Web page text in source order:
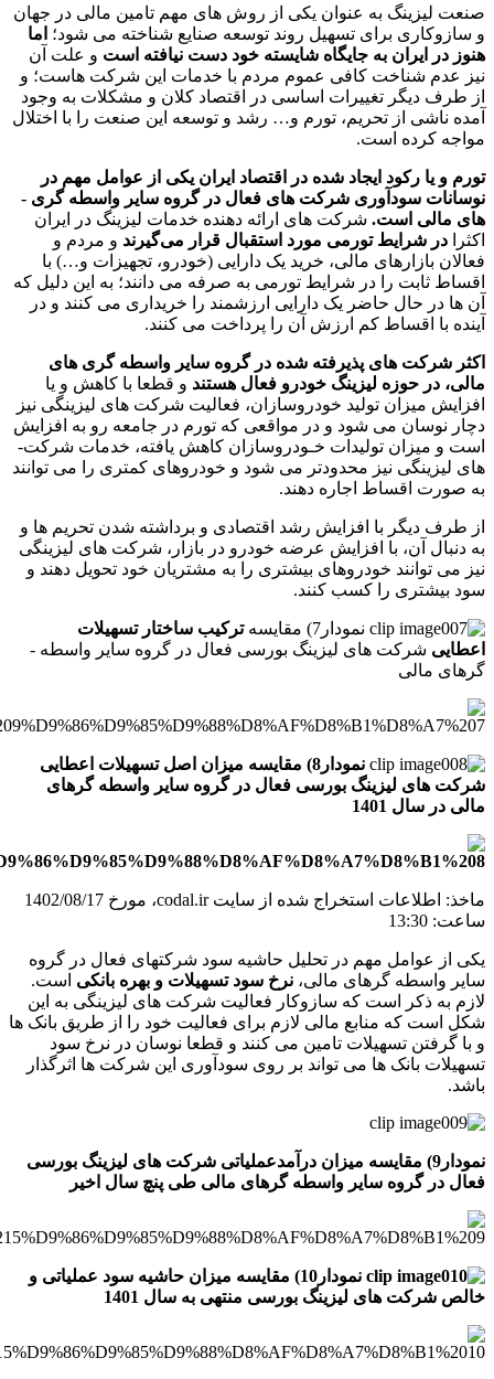
صنعت لیزینگ به عنوان یکی از روش ­های مهم تامین مالی در جهان
و سازوکاری برای تسهیل روند توسعه صنایع شناخته می­ شود؛ اما
هنوز در ایران به جایگاه شایسته خود دست نیافته است و علت آن
نیز عدم شناخت کافی عموم مردم با خدمات این شرکت­ هاست؛ و
از طرف دیگر تغییرات اساسی در اقتصاد کلان و مشکلات به وجود
آمده ناشی از تحریم، تورم و… رشد و توسعه این صنعت را با اختلال
مواجه کرده است.
تورم و یا رکود ایجاد شده در اقتصاد ایران یکی از عوامل مهم در
نوسانات سودآوری شرکت­ های فعال در گروه سایر واسطه­ گری ­
های مالی است. شرکت­ های ارائه دهنده خدمات لیزینگ در ایران
اکثرا در شرایط تورمی مورد استقبال قرار می‌گیرند و مردم و
فعالان بازارهای مالی، خرید یک دارایی (خودرو، تجهیزات و…) با
اقساط ثابت را در شرایط تورمی به صرفه می­ دانند؛ به این دلیل که
آن­ ها در حال حاضر یک دارایی ارزشمند را خریداری می­ کنند و در
آینده با اقساط کم ارزش آن را پرداخت می­ کنند.
اکثر شرکت ­های پذیرفته شده در گروه سایر واسطه­ گری های
مالی، در حوزه لیزینگ خودرو فعال هستند و قطعا با کاهش و یا
افزایش میزان تولید خودروسازان، فعالیت شرکت­ های لیزینگی نیز
دچار نوسان می­ شود و در مواقعی که تورم در جامعه رو به افزایش
است و میزان تولیدات خـودروسازان کاهش یافته، خدمات شرکت­
های لیزینگی نیز محدودتر می­ شود و خودروهای کمتری را می­ توانند
به صورت اقساط اجاره دهند.
از طرف دیگر با افزایش رشد اقتصادی و برداشته شدن تحریم­ ها و
به دنبال آن، با افزایش عرضه خودرو در بازار، شرکت­ های لیزینگی
نیز می­ توانند خودروهای بیشتری را به مشتریان خود تحویل دهند و
سود بیشتری را کسب کنند.
نمودار7) مقایسه
ترکیب ساختار تسهیلات
اعطاییشرکت­ های لیزینگ بورسی فعال در گروه سایر واسطه ­­
گرهای مالی
نمودار8) مقایسه میزان اصل تسهیلات اعطایی
شرکت­ های لیزینگ بورسی فعال در گروه سایر واسطه­­ گرهای
مالی در سال 1401
ماخذ: اطلاعات استخراج شده از سایتcodal.ir
، مورخ 1402/08/17
ساعت: 13:30
یکی از عوامل مهم در تحلیل حاشیه سود شرکت­های فعال در گروه
سایر واسطه­ گرهای مالی، نرخ سود تسهیلات و بهره بانکی است.
لازم به ذکر است که سازوکار فعالیت شرکت­ های لیزینگی به این
شکل است که منابع مالی لازم برای فعالیت خود را از طریق بانک ­ها
و با گرفتن تسهیلات تامین می­ کنند و قطعا نوسان در نرخ سود
تسهیلات بانک ­ها می­ تواند بر روی سودآوری این شرکت­ ها اثرگذار
باشد.
نمودار9) مقایسه میزان درآمدعملیاتی شرکت­ های لیزینگ بورسی
فعال در گروه سایر واسطه­ گرهای مالی طی پنچ سال اخیر
نمودار10) مقایسه میزان حاشیه سود عملیاتی و
خالص شرکت ­های لیزینگ بورسی منتهی به سال 1401